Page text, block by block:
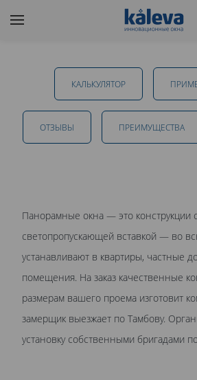
Панорамные окна в
от 11 600 руб.
согласие на обработку
КАЛЬКУЛЯТОР
ОТЗЫВЫ ПРЕИМУЩЕСТВА
Панорамные окна — это конструкции
светопропускающей вставкой — во
устанавливают в квартиры, частные
помещения. На заказ качественные
размерам вашего проема изготовит
замерщик выезжает по Тамбову.
установку собственными бригадами